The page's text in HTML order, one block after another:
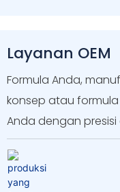
Layanan OEM
Formula Anda,
konsep atau formula
Anda dengan